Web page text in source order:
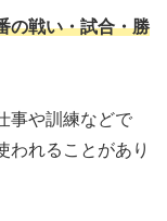
の戦い・試合・勝
事や訓練などで
われることがあり